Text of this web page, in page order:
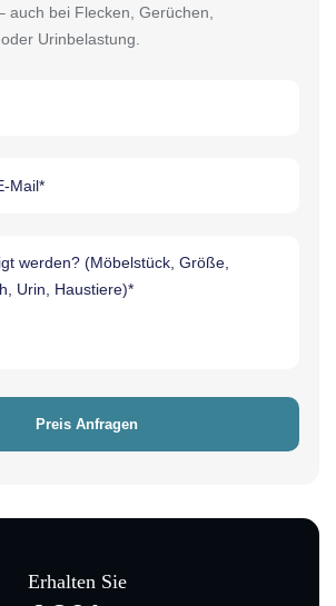
auch bei Flecken, Gerüchen,
Urinbelastung.
Erhalten Sie